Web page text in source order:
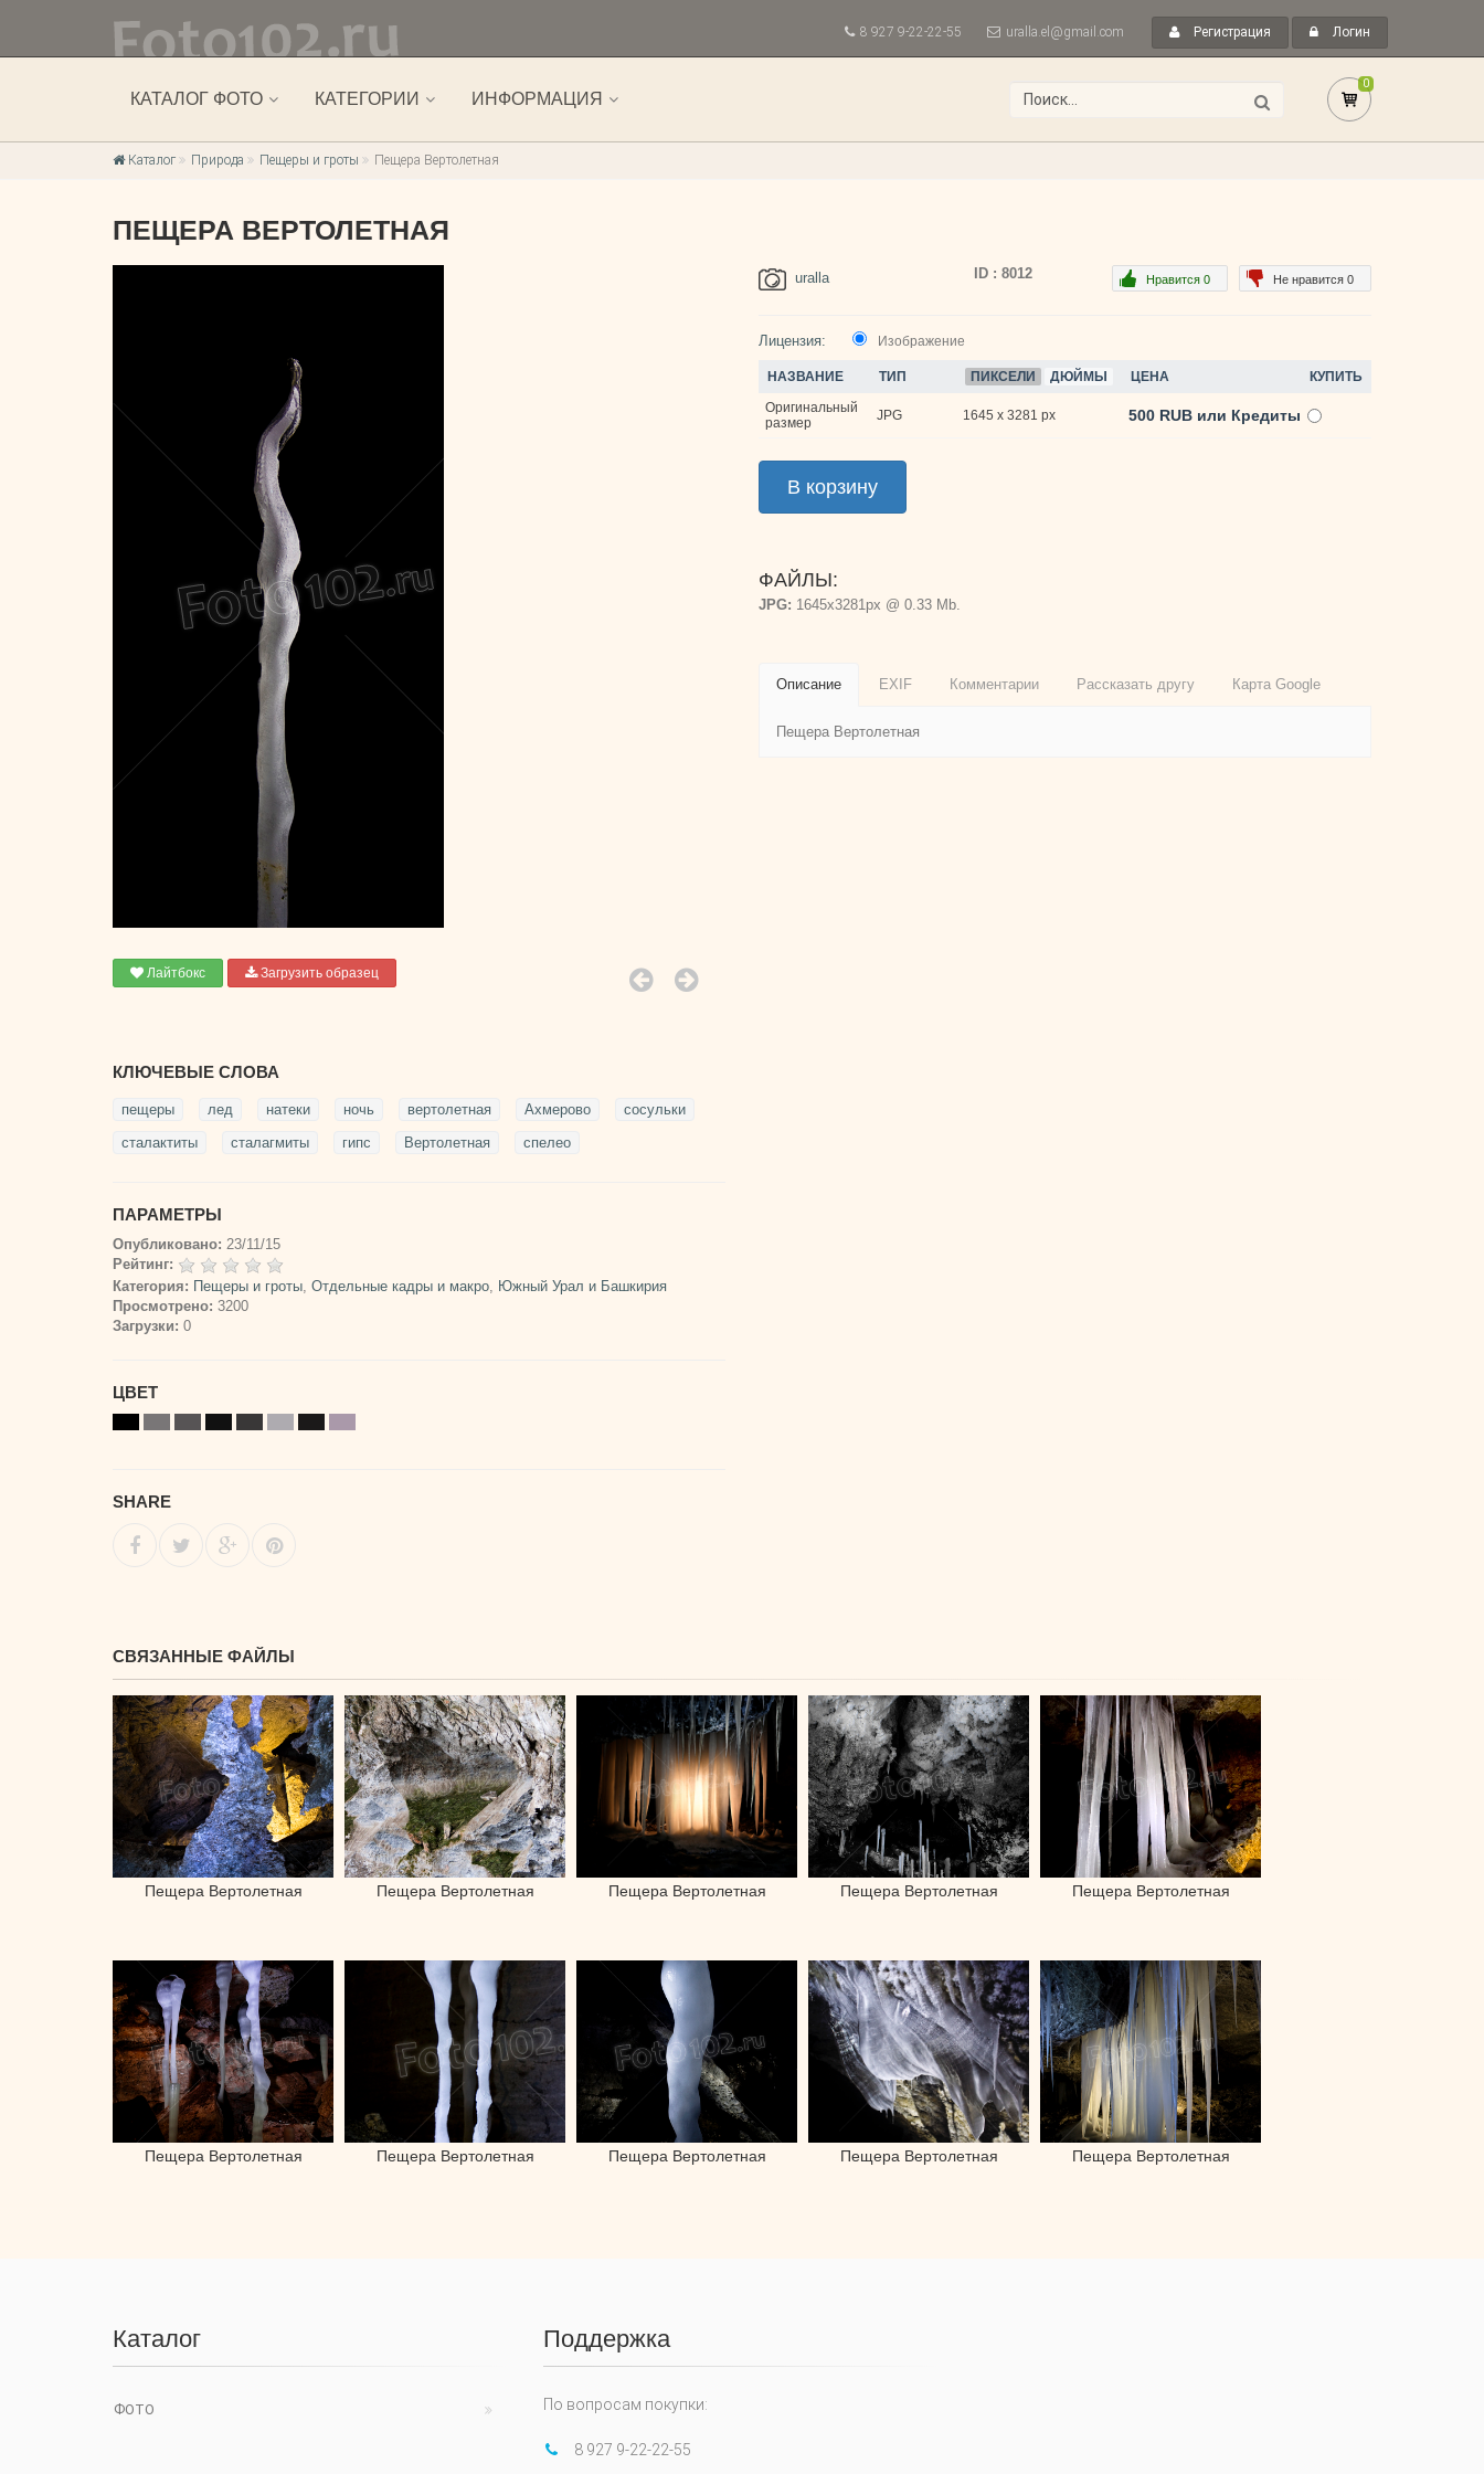
8 927 9-22-22-55 uralla.el@gmail.com Регистрация Логин
КАТАЛОГ ФОТО КАТЕГОРИИ ИНФОРМАЦИЯ
0
Каталог Природа Пещеры и гроты Пещера Вертолетная
ПЕЩЕРА ВЕРТОЛЕТНАЯ
Лайтбокс Загрузить образец
КЛЮЧЕВЫЕ СЛОВА
пещеры лед натеки ночь вертолетная Ахмерово
сосульки
сталактиты
сталагмиты гипс Вертолетная спелео
ПАРАМЕТРЫ
Опубликовано: 23/11/15
Рейтинг:
Категория: Пещеры и гроты Отдельные кадры и макро Южный Урал и Башкирия
Просмотрено: 3200
Загрузки: 0
ЦВЕТ
SHARE
uralla ID : 8012 Не нравится 0
Нравится 0
Лицензия: Изображение
НАЗВАНИЕ ТИП ПИКСЕЛИ ДЮЙМЫ ЦЕНА
КУПИТЬ
Оригинальный
размер
JPG 1645 x 3281 px 500 RUB или Кредиты
ФАЙЛЫ:
JPG: 1645x3281px @ 0.33 Mb.
Описание EXIF Комментарии Рассказать другу Карта Google
Пещера Вертолетная
СВЯЗАННЫЕ ФАЙЛЫ
Пещера Вертолетная Пещера Вертолетная Пещера Вертолетная Пещера Вертолетная Пещера Вертолетная
Пещера Вертолетная Пещера Вертолетная Пещера Вертолетная Пещера Вертолетная Пещера Вертолетная
Каталог
ФОТО
Поддержка
По вопросам покупки:
8 927 9-22-22-55